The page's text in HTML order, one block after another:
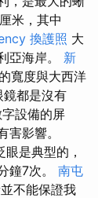
米，其中
換護照 大
亞海岸。 新
寬度與大西洋
鏡都是沒有
設備的屏
影響。
是典型的，
鐘7次。 南屯
不能保證我